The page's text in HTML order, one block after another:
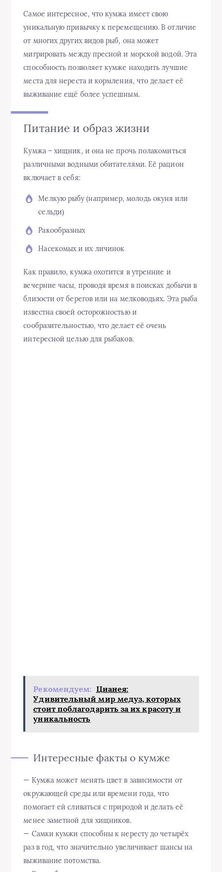
Самое интересное, что кумжа имеет свою
уникальную привычку к перемещению. В отличие
от многих других видов рыб, она может
мигрировать между пресной и морской водой. Эта
способность позволяет кумже находить лучшие
места для нереста и кормления, что делает её
выживание ещё более успешным.
Питание и образ жизни
Кумжа – хищник, и она не прочь полакомиться
различными водными обитателями. Её рацион
включает в себя:
Мелкую рыбу (например, молодь окуня или
сельди)
Ракообразных
Насекомых и их личинок
Как правило, кумжа охотится в утренние и
вечерние часы, проводя время в поисках добычи в
близости от берегов или на мелководьях. Эта рыба
известна своей осторожностью и
сообразительностью, что делает её очень
интересной целью для рыбаков.
Рекомендуем: Цианея:
Удивительный мир медуз, которых
стоит поблагодарить за их красоту и
уникальность
Интересные факты о кумже
— Кумжа может менять цвет в зависимости от
окружающей среды или времени года, что
помогает ей сливаться с природой и делать её
менее заметной для хищников.
— Самки кумжи способны к нересту до четырёх
раз в год, что значительно увеличивает шансы на
выживание потомства.